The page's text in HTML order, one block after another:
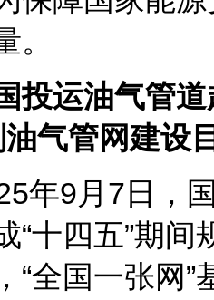
。
运油气管道
气管网建设
9月7日，国
“十四五”期
“全国一张网